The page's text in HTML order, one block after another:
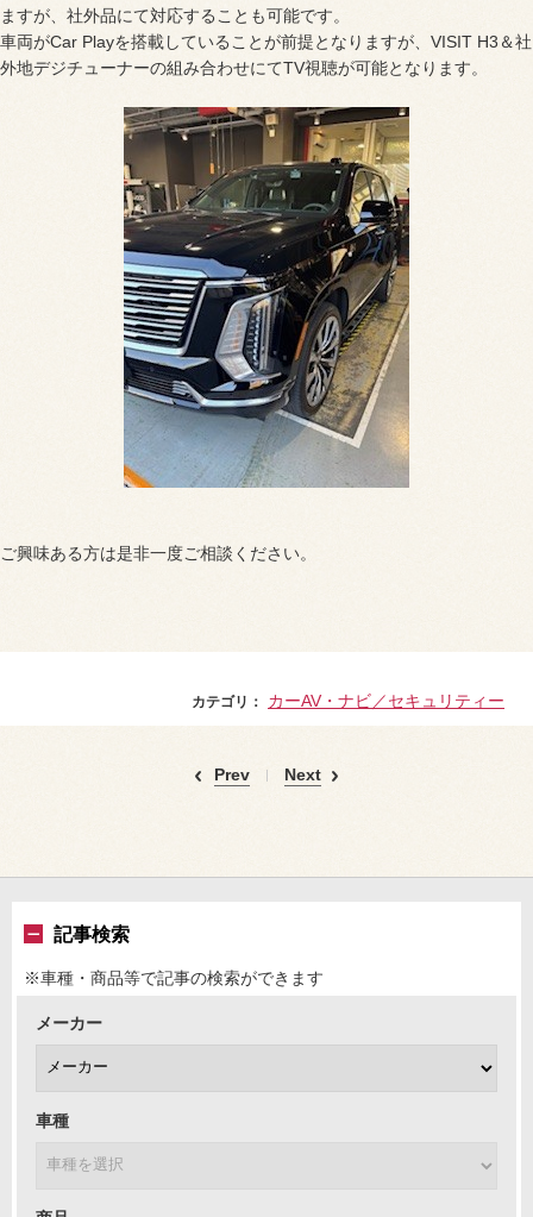
ますが、社外品にて対応することも可能です。
車両がCar Playを搭載していることが前提となりますが、VISIT H3＆社
外地デジチューナーの組み合わせにてTV視聴が可能となります。
ご興味ある方は是非一度ご相談ください。
カテゴリ： カーAV・ナビ／セキュリティー
Prev Next
記事検索
※車種・商品等で記事の検索ができます
メーカー
車種